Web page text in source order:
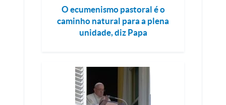
O ecumenismo pastoral é o
caminho natural para a plena
unidade, diz Papa